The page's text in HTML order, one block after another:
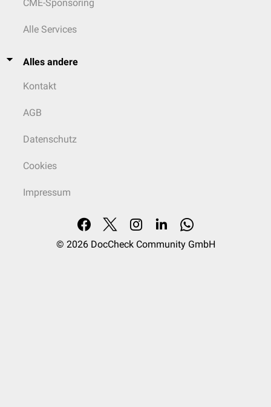
CME-Sponsoring
Alle Services
Alles andere
Kontakt
AGB
Datenschutz
Cookies
Impressum
© 2026 DocCheck Community GmbH